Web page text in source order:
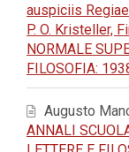
auspiciis
P. O. Kristeller,
NORMALE
FILOSOFIA:
Augusto
ANNALI